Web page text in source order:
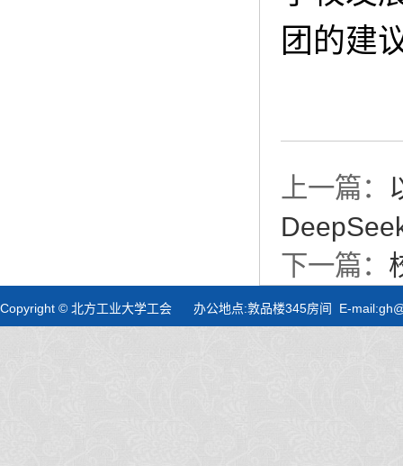
团的建
上一篇：
下一篇：
Copyright © 北方工业大学工会 办公地点:敦品楼345房间 E-